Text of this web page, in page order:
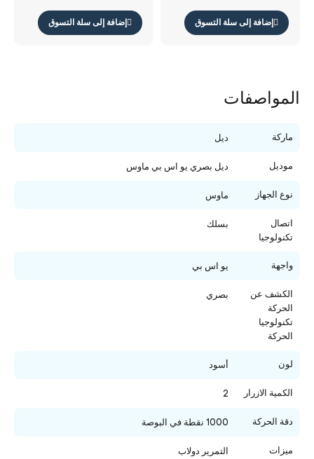
إضافة إلى سلة التسوق إضافة إلى سلة التسوق
المواصفات
ماركة ديل
موديل ديل بصري يو اس بي ماوس
نوع الجهاز ماوس
اتصال
تكنولوجيا
بسلك
واجهة يو اس بي
الكشف عن
الحركة
تكنولوجيا
الحركة
بصري
لون أسود
الكمية الازرار 2
دقة الحركة 1000 نقطة في البوصة
ميزات التمرير دولاب